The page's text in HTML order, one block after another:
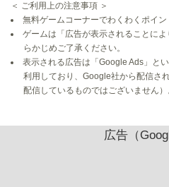
＜ ご利用上の注意事項 ＞
無料ゲームコーナーでわくわくポイン
ゲームは「広告が表示されることに
らかじめご了承ください。
表示される広告は「Google Ads」と
利用しており、Google社から配信さ
配信しているものではございません）
広告（